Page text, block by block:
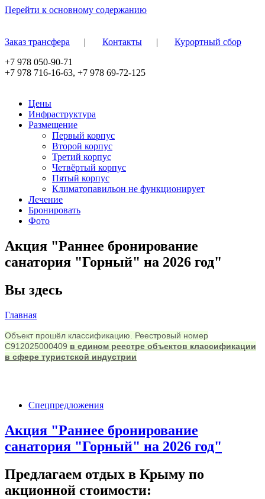
Перейти к основному содержанию
Заказ трансфера | Контакты |
Курортный сбор
+7 978 050-90-71
+7 978 716-16-63, +7 978 69-72-125
Цены
Инфраструктура
Размещение
Первый корпус
Второй корпус
Третий корпус
Четвёртый корпус
Пятый корпус
Климатопавильон не функционирует
Лечение
Бронировать
Фото
Акция "Раннее бронирование
санатория "Горный" на 2026 год"
Вы здесь
Главная
Объект прошёл классификацию. Реестровый номер
С912025000409 в едином реестре объектов классификации
в сфере туристской индустрии
Спецпредложения
Акция "Раннее бронирование
санатория "Горный" на 2026 год"
Предлагаем отдых в Крыму по
акционной стоимости: